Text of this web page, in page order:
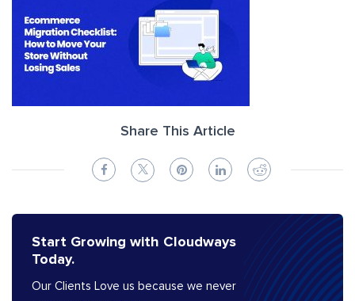
Share This Article
Start Growing with Cloudways
Today.
Our Clients Love us because we never